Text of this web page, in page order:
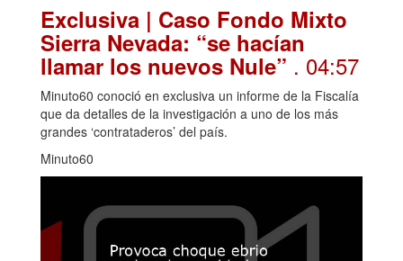
Exclusiva | Caso Fondo Mixto
Sierra Nevada: “se hacían
llamar los nuevos Nule” . 04:57
Minuto60 conoció en exclusiva un informe de la Fiscalía
que da detalles de la investigación a uno de los más
grandes ‘contrataderos’ del país.
Minuto60